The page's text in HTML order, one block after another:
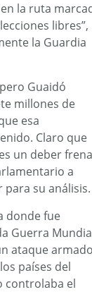
la ruta
libres”,
la Guardia
Guaidó
millones de
esa
Claro que
un deber
a
su análisis.
donde fue
Guerra
ataque armado
países del
controlaba el